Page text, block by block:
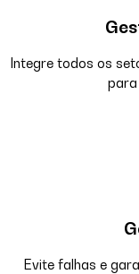
Integre todos os
para
Evite falhas e